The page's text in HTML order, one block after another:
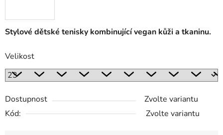
Stylové dětské tenisky kombinující vegan kůži a tkaninu.
Velikost
Dostupnost
Zvolte variantu
Kód:
Zvolte variantu